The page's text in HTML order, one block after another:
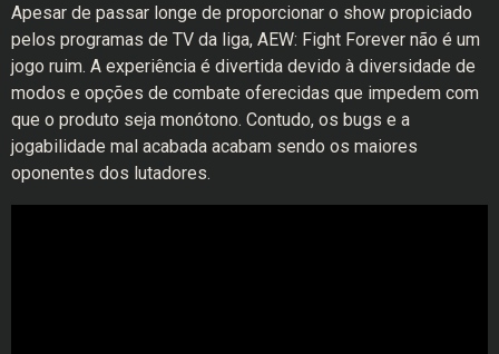
Apesar de passar longe de proporcionar o show propiciado
pelos programas de TV da liga, AEW: Fight Forever não é um
jogo ruim. A experiência é divertida devido à diversidade de
modos e opções de combate oferecidas que impedem com
que o produto seja monótono. Contudo, os bugs e a
jogabilidade mal acabada acabam sendo os maiores
oponentes dos lutadores.